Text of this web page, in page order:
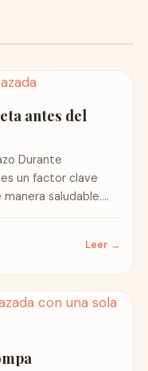
antes del
Durante
un factor clave
saludable.
Leer →